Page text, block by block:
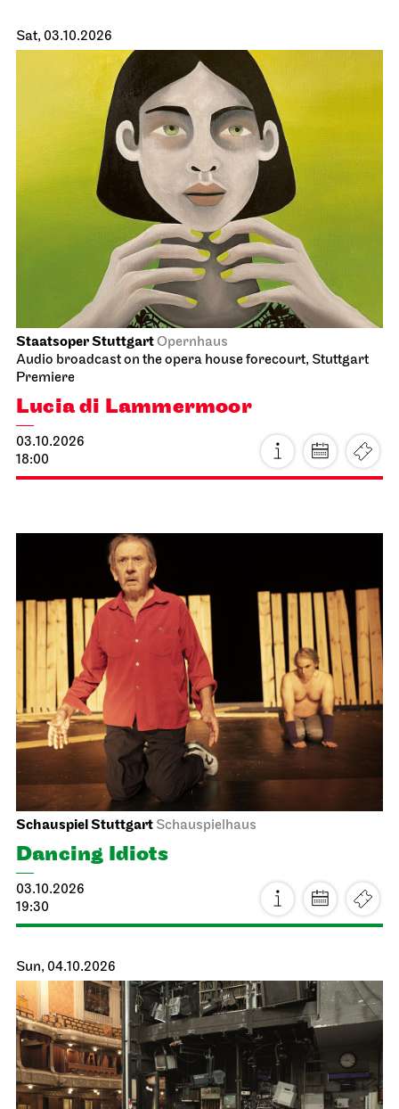
Sat, 03.10.2026
Staatsoper StuttgartOpernhaus
Audio broadcast on the opera house forecourt, Stuttgart
Premiere
Lucia di Lammermoor
03.10.2026
18:00
Schauspiel Stuttgart Schauspielhaus
Dancing Idiots
03.10.2026
19:30
Sun, 04.10.2026